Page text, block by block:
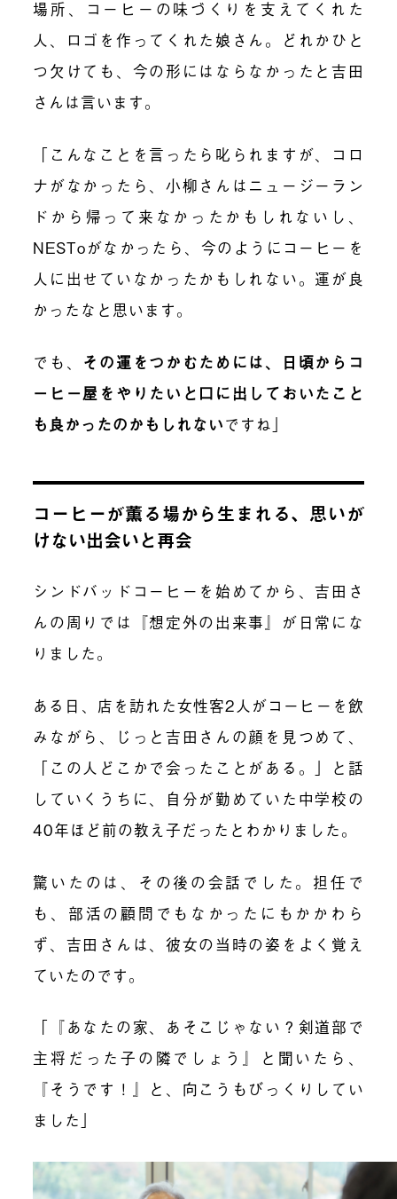
場所、コーヒーの味づくりを支えてくれた
人、ロゴを作ってくれた娘さん。どれかひと
つ欠けても、今の形にはならなかったと吉田
さんは言います。
「こんなことを言ったら叱られますが、コロ
ナがなかったら、小柳さんはニュージーラン
ドから帰って来なかったかもしれないし、
NESToがなかったら、今のようにコーヒーを
人に出せていなかったかもしれない。運が良
かったなと思います。
でも、 その運をつかむためには、日頃からコ
ーヒー屋をやりたいと口に出しておいたこと
も良かったのかもしれないですね」
コーヒーが薫る場から生まれる、思いが
けない出会いと再会
シンドバッドコーヒーを始めてから、吉田さ
んの周りでは『想定外の出来事』が日常にな
りました。
ある日、店を訪れた女性客2人がコーヒーを飲
みながら、じっと吉田さんの顔を見つめて、
「この人どこかで会ったことがある。」と話
していくうちに、自分が勤めていた中学校の
40年ほど前の教え子だったとわかりました。
驚いたのは、その後の会話でした。担任で
も、部活の顧問でもなかったにもかかわら
ず、吉田さんは、彼女の当時の姿をよく覚え
ていたのです。
「『あなたの家、あそこじゃない？剣道部で
主将だった子の隣でしょう』と聞いたら、
『そうです！』と、向こうもびっくりしてい
ました」